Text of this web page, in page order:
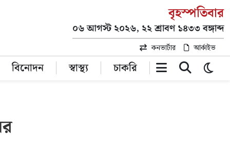
বৃহস্পতিবার
০৬ আগস্ট ২০২৬, ২২ শ্রাবণ ১৪৩৩ বঙ্গাব্দ
কনভার্টার আর্কাইভ
বিনোদন স্বাস্থ্য চাকরি